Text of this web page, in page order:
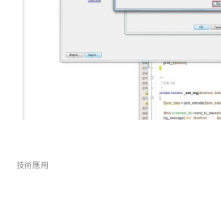
技術應用